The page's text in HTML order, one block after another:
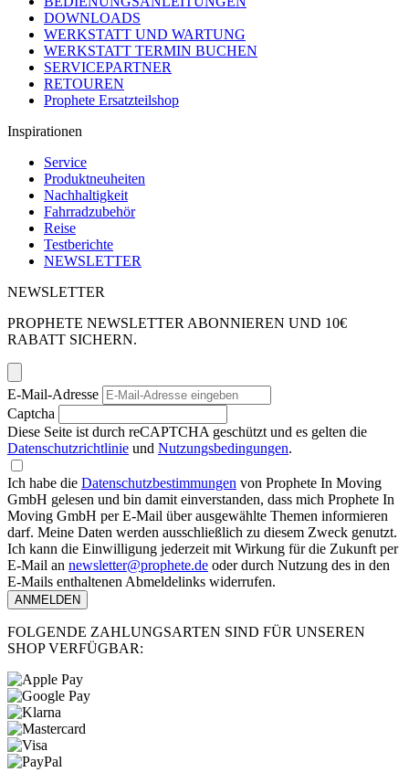
DOWNLOADS
WERKSTATT UND WARTUNG
WERKSTATT TERMIN BUCHEN
SERVICEPARTNER
RETOUREN
Prophete Ersatzteilshop
Inspirationen
Service
Produktneuheiten
Nachhaltigkeit
Fahrradzubehör
Reise
Testberichte
NEWSLETTER
NEWSLETTER
PROPHETE NEWSLETTER ABONNIEREN UND 10€
RABATT SICHERN.
E-Mail-Adresse
Captcha
Diese Seite ist durch reCAPTCHA geschützt und es gelten die
Datenschutzrichtlinie und Nutzungsbedingungen.
Ich habe die Datenschutzbestimmungen von Prophete In Moving
GmbH gelesen und bin damit einverstanden, dass mich Prophete In
Moving GmbH per E-Mail über ausgewählte Themen informieren
darf. Meine Daten werden ausschließlich zu diesem Zweck genutzt.
Ich kann die Einwilligung jederzeit mit Wirkung für die Zukunft per
E-Mail an newsletter@prophete.de oder durch Nutzung des in den
E-Mails enthaltenen Abmeldelinks widerrufen.
ANMELDEN
FOLGENDE ZAHLUNGSARTEN SIND FÜR UNSEREN
SHOP VERFÜGBAR: